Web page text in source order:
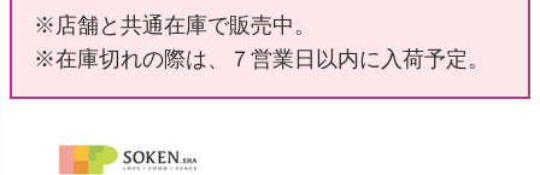
※店舗と共通在庫で販売中。
※在庫切れの際は、７営業日以内に入荷予定。